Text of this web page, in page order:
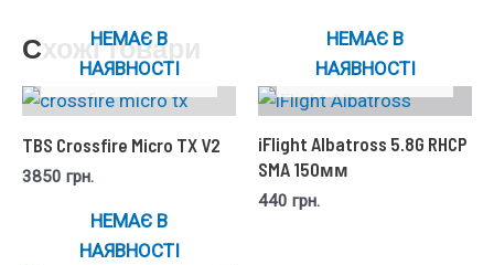
Схожі товари
НЕМАЄ В
НАЯВНОСТІ
TBS Crossfire Micro TX V2
3850 грн.
НЕМАЄ В
НАЯВНОСТІ
iFlight Albatross 5.8G RHCP
SMA 150мм
440 грн.
НЕМАЄ В
НАЯВНОСТІ